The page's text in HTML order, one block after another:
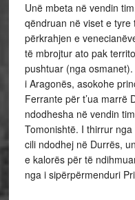
Unë mbeta në vendin
qëndruan në viset e
përkrahjen e
të mbrojtur ato pak
pushtuar (nga
i Aragonës, asokohe
Ferrante për t’ua marrë
ndodhesha në vendin
Tomonishtë. I thirrur
cili ndodhej në Durrës,
e kalorës për të
nga i sipërpërmenduri